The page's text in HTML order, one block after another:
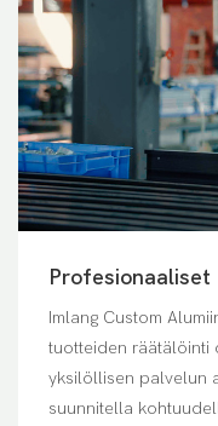
Imlang Custom
tuotteiden räätälöinti
yksilöllisen palvelun
suunnitella